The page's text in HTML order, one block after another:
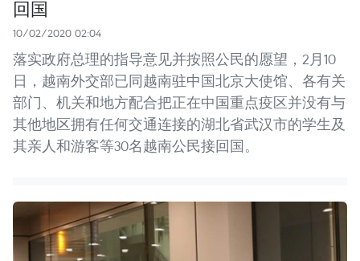
回国
10/02/2020 02:04
落实政府总理的指导意见并按照公民的愿望，2月10
日，越南外交部已同越南驻中国北京大使馆、各有关
部门、机关和地方配合把正在中国重点疫区并没有与
其他地区拥有任何交通连接的湖北省武汉市的学生及
其亲人和游客等30名越南公民接回国。